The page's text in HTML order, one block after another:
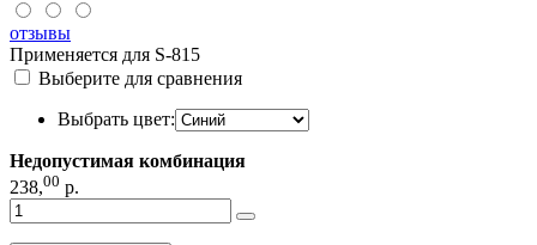
отзывы
Применяется для S-815
Выберите для сравнения
Выбрать цвет:
Недопустимая комбинация
238,00 р.